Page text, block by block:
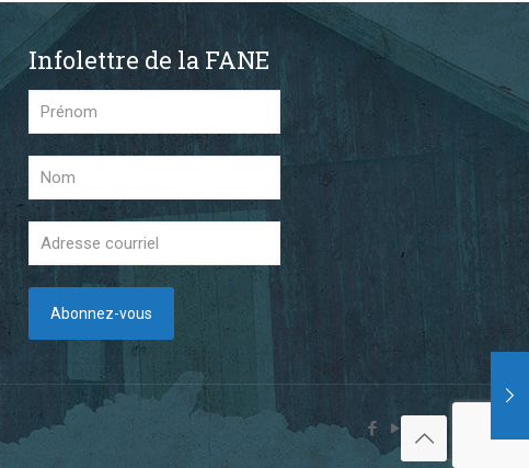
Infolettre de la FANE